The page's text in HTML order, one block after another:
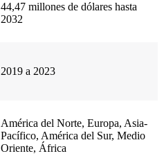
44,47 millones de dólares hasta
2032
2019 a 2023
América del Norte, Europa, Asia-
Pacífico, América del Sur, Medio
Oriente, África